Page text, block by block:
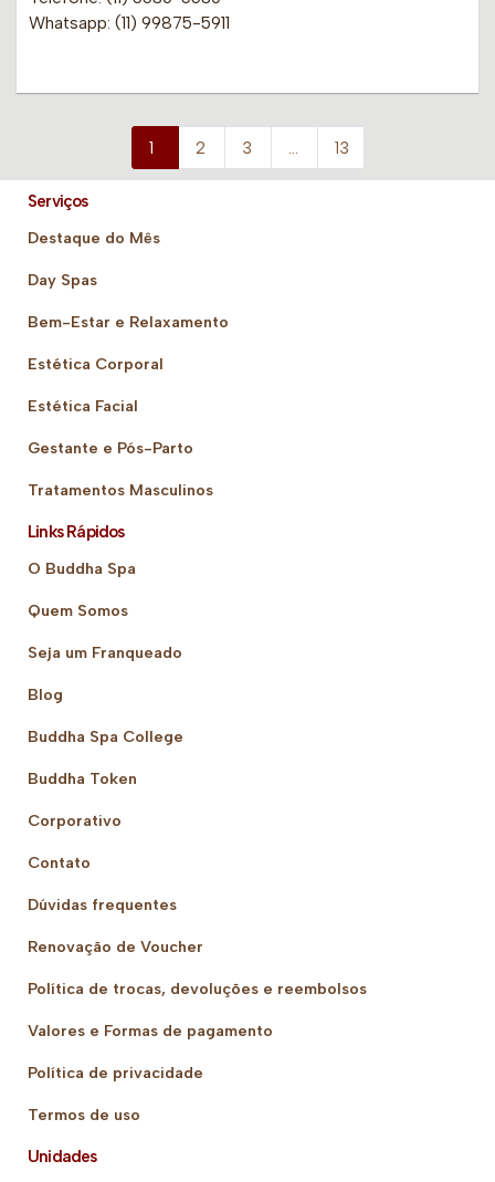
Whatsapp: (11) 99875-5911
1 2 3 … 13
Serviços
Destaque do Mês
Day Spas
Bem-Estar e Relaxamento
Estética Corporal
Estética Facial
Gestante e Pós-Parto
Tratamentos Masculinos
Links Rápidos
O Buddha Spa
Quem Somos
Seja um Franqueado
Blog
Buddha Spa College
Buddha Token
Corporativo
Contato
Dúvidas frequentes
Renovação de Voucher
Política de trocas, devoluções e reembolsos
Valores e Formas de pagamento
Política de privacidade
Termos de uso
Unidades